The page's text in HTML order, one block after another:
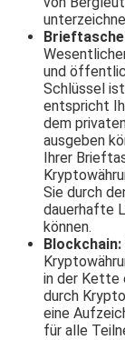
und
Schlüssel
entspricht
dem
ausgeben
Ihrer
Sie durch
dauerhafte
können.
Blockchain:
in der Kette
durch
eine
für alle